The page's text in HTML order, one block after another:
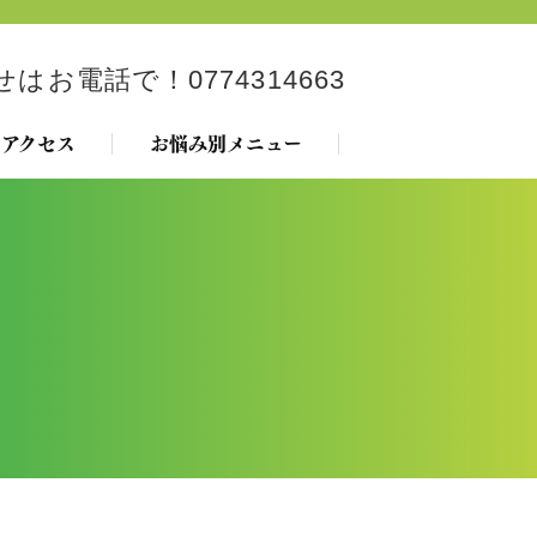
クセス お悩み別メニュー